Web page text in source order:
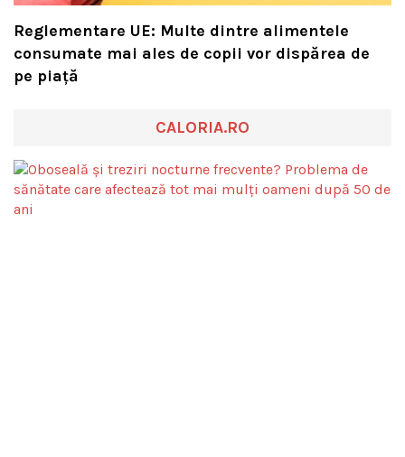
Reglementare UE: Multe dintre alimentele
consumate mai ales de copii vor dispărea de
pe piață
CALORIA.RO